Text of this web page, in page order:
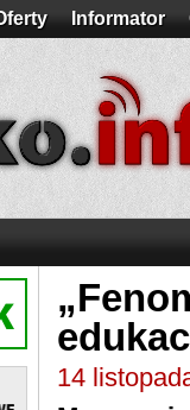
Informator
14